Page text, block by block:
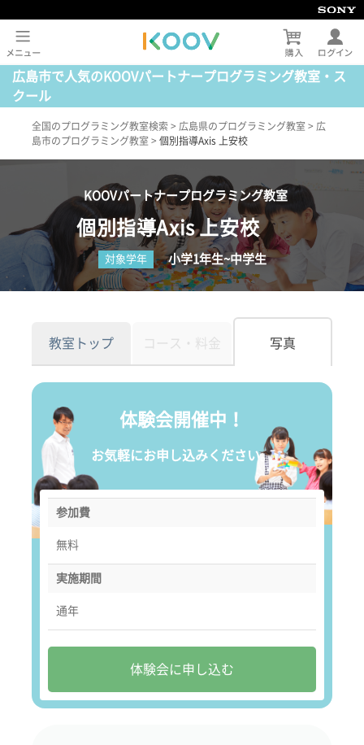
広島市で人気のKOOVパートナープログラミング教室・ス
クール
全国のプログラミング教室検索 > 広島県のプログラミング教室 > 広
島市のプログラミング教室 > 個別指導Axis 上安校
KOOVパートナープログラミング教室
個別指導Axis 上安校
対象学年 小学1年生~中学生
教室トップ コース・料金 写真
体験会開催中！
お気軽にお申し込みください。
参加費
無料
実施期間
通年
体験会に申し込む